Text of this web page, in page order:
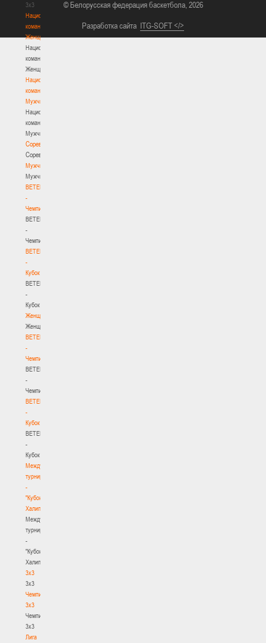
3х3
Национальная
команда.
Женщины
Национальная
команда.
Женщины
Национальная
команда.
Мужчины
Национальная
команда.
Мужчины
Соревнования
Соревнования
Мужчины
Мужчины
BETERA
-
Чемпионат
BETERA
-
Чемпионат
BETERA
-
Кубок
BETERA
-
Кубок
Женщины
Женщины
BETERA
-
Чемпионат
BETERA
-
Чемпионат
BETERA
-
Кубок
BETERA
-
Кубок
Международный
турнир
-
"Кубок
Халипского"
Международный
турнир
-
"Кубок
Халипского"
3x3
3x3
Чемпионат
3х3
Чемпионат
3х3
Лига
© Белорусская федерация баскетбола, 2026
Разработка сайта ITG-SOFT </>